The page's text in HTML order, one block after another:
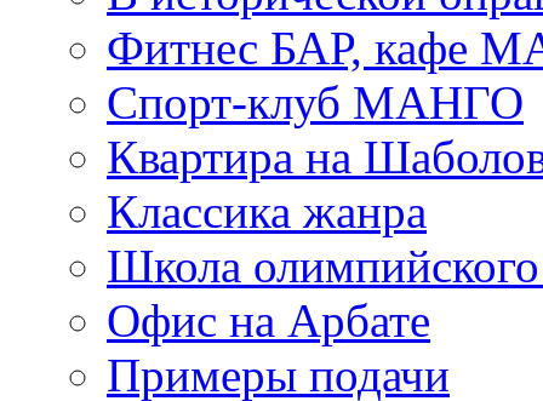
Фитнес БАР, кафе
Спорт-клуб МАНГО
Квартира на
Классика жанра
Школа олимпийского
Офис на Арбате
Примеры подачи